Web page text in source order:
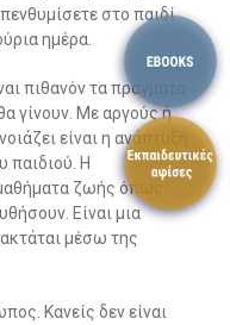
στο παιδί
ημέρα.
πιθανόν τα πράγματα
γίνουν. Με αργούς ή
είναι η ανάπτυξη
παιδιού. Η
ζωής όπως
Είναι μια
μέσω της
Κανείς δεν είναι